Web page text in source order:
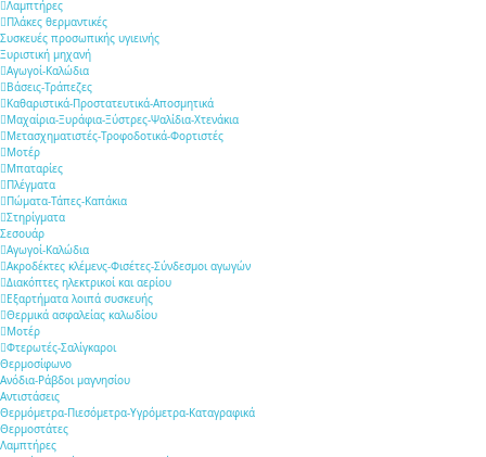
Λαμπτήρες
Πλάκες θερμαντικές
Συσκευές προσωπικής υγιεινής
Ξυριστική μηχανή
Αγωγοί-Καλώδια
Βάσεις-Τράπεζες
Καθαριστικά-Προστατευτικά-Αποσμητικά
Μαχαίρια-Ξυράφια-Ξύστρες-Ψαλίδια-Χτενάκια
Μετασχηματιστές-Τροφοδοτικά-Φορτιστές
Μοτέρ
Μπαταρίες
Πλέγματα
Πώματα-Τάπες-Καπάκια
Στηρίγματα
Σεσουάρ
Αγωγοί-Καλώδια
Ακροδέκτες κλέμενς-Φισέτες-Σύνδεσμοι αγωγών
Διακόπτες ηλεκτρικοί και αερίου
Εξαρτήματα λοιπά συσκευής
Θερμικά ασφαλείας καλωδίου
Μοτέρ
Φτερωτές-Σαλίγκαροι
Θερμοσίφωνο
Ανόδια-Ράβδοι μαγνησίου
Αντιστάσεις
Θερμόμετρα-Πιεσόμετρα-Υγρόμετρα-Καταγραφικά
Θερμοστάτες
Λαμπτήρες